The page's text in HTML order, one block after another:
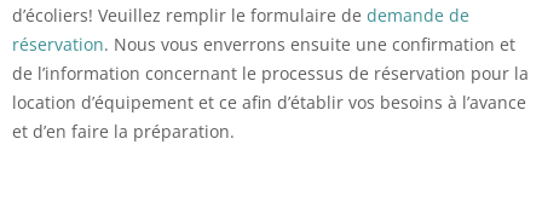
d’écoliers! Veuillez remplir le formulaire de demande de
réservation. Nous vous enverrons ensuite une confirmation et
de l’information concernant le processus de réservation pour la
location d’équipement et ce afin d’établir vos besoins à l’avance
et d’en faire la préparation.